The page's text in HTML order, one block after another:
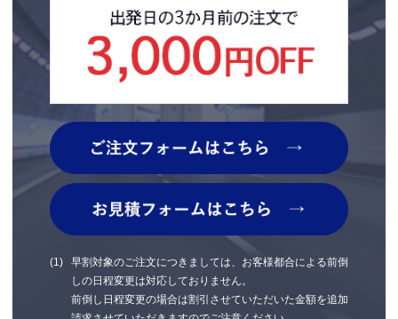
八、当該車両に別紙記載の貴重品、経済的価値を持つ物、重要書類、壊れや
す い物、 車載品、動植物、爆発・発火、放射能汚染その他運送上の危険を
生ず るおそれのある危険物等の積載物が搭載されているとき。但し、車両
燃料は除 きます。
１、輸送会社が依頼主の申込内容に基づき当該車両の引取りを行おうとした
と き、依頼主の責に帰すべき事由により引取りが不可能になった場合、当
社が要 した費用は依頼主の負担とします。
２、輸送会社が依頼主の申込内容に基づき当該車両の引渡しを行おうとした
と き、依頼主の責に帰すべき事由により引取りが不可能となった場合、当
社が要 した費用は依頼主の負担とします。
当該車両を依頼主以外の第三者へ輸送し、その輸送代金を依頼主が負担する
場 合で、当該第三者が車両受け取りを拒否した場合の輸送に関わる料金の
により「車両点検票」を渡すこと ができない場合は、当社は引取後の本件
車両に関する一切の責任を負いません。
15.無人引取、無人納車の場合は本件車両に関する一切の責任を負いませ
16.降雪時のスタットレスタイヤおよびチェーン未装着時の事故など依頼主
による運送準備 不足による損害
17.夜間又は雨天等、車両状態の確認が困難な状況により発見しえなかった
車両の傷等
●エコノミー・ドア TO エコノミー・エコノミー TO ドアコースご利用時の
車両損害（内 外装傷・機関系・消耗品・車載品・外装パーツ・アンテナ・
ポール等）については、船舶乗 船中の海難事故による損傷・損害以外は補
●外装についての補償は人為的による傷以外は免責となります。
例）ドアノブの折れやガラスのヒビ・割れ・塗装のクラック・割れ この様
な症状は寒冷地に移動をする際に見受けられるますので弊社では経年劣化と
も、その再識別化は行いません。
2-2.当社が収集する個人情報について
当社は、当社サービスの提供、資料請求への対応、セミナー参加者の募集等
を行う際に、ユーザーの氏名、電子メールアドレス、所属先名称等の個人情
することができますが、個人情報の提供が適切になされなかった場合は、適
切なサービスの提供等を受けることができません。なお、個人情報の取扱い
については、「1.個人情報保護方針」も御参照ください。
2-3.当社が取集する情報の利用目的
当社は、収集した情報を、次のために利用します。また、利用目的の達成に
必要な範囲で、当社のパートナー会社と共同利用することがあります。
広告効果の測定・改善
市場分析、マーケティング
性別等のデモグラフィック情報の類推
不正行為の監視
広告閲覧頻度の制御
早割対象のご注文につきましては、お客様都合による前倒
しの日程変更は対応しておりません。
前倒し日程変更の場合は割引させていただいた金額を追加